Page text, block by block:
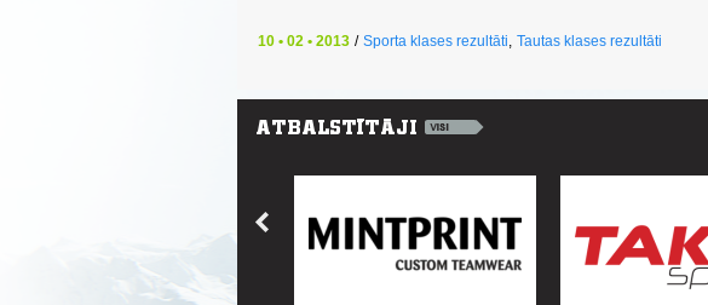
10 • 02 • 2013 / Sporta klases rezultāti, Tautas klases rezultāti